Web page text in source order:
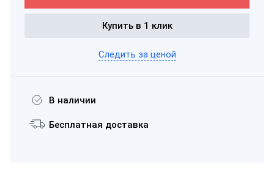
Купить в 1 клик
Следить за ценой
В наличии
Бесплатная доставка